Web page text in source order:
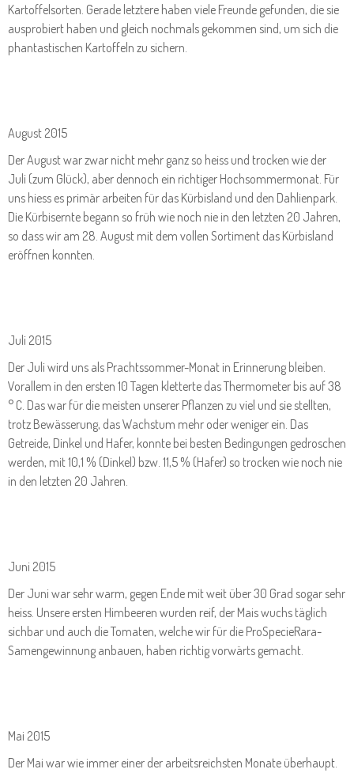
Kartoffelsorten. Gerade letztere haben viele Freunde gefunden, die sie
ausprobiert haben und gleich nochmals gekommen sind, um sich die
phantastischen Kartoffeln zu sichern.
August 2015
Der August war zwar nicht mehr ganz so heiss und trocken wie der
Juli (zum Glück), aber dennoch ein richtiger Hochsommermonat. Für
uns hiess es primär arbeiten für das Kürbisland und den Dahlienpark.
Die Kürbisernte begann so früh wie noch nie in den letzten 20 Jahren,
so dass wir am 28. August mit dem vollen Sortiment das Kürbisland
eröffnen konnten.
Juli 2015
Der Juli wird uns als Prachtssommer-Monat in Erinnerung bleiben.
Vorallem in den ersten 10 Tagen kletterte das Thermometer bis auf 38
° C. Das war für die meisten unserer Pflanzen zu viel und sie stellten,
trotz Bewässerung, das Wachstum mehr oder weniger ein. Das
Getreide, Dinkel und Hafer, konnte bei besten Bedingungen gedroschen
werden, mit 10,1 % (Dinkel) bzw. 11,5 % (Hafer) so trocken wie noch nie
in den letzten 20 Jahren.
Juni 2015
Der Juni war sehr warm, gegen Ende mit weit über 30 Grad sogar sehr
heiss. Unsere ersten Himbeeren wurden reif, der Mais wuchs täglich
sichbar und auch die Tomaten, welche wir für die ProSpecieRara-
Samengewinnung anbauen, haben richtig vorwärts gemacht.
Mai 2015
Der Mai war wie immer einer der arbeitsreichsten Monate überhaupt.